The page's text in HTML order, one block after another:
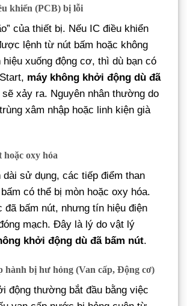
khiển (PCB) bị lỗi
của thiết bị. Nếu IC điều khiển
lệnh từ nút bấm hoặc không
xuống động cơ, thì dù bạn có
máy không khởi động dù đã
sẽ xảy ra. Nguyên nhân thường do
xâm nhập hoặc linh kiện già
oxy hóa
dài sử dụng, các tiếp điểm than
có thể bị mòn hoặc oxy hóa.
đã bấm nút, nhưng tín hiệu điện
mạch. Đây là lý do vật lý
khởi động dù đã bấm nút.
hành bị hư hỏng (Van cấp, Động cơ)
động thường bắt đầu bằng việc